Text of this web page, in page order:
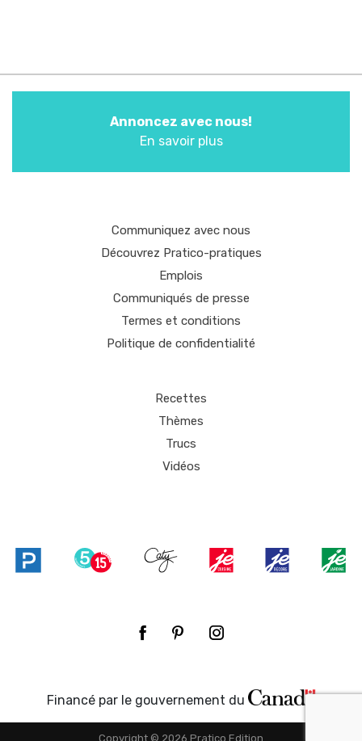
Annoncez avec nous!
En savoir plus
Communiquez avec nous
Découvrez Pratico-pratiques
Emplois
Communiqués de presse
Termes et conditions
Politique de confidentialité
Recettes
Thèmes
Trucs
Vidéos
Financé par le gouvernement du
Copyright © 2026 Pratico Edition